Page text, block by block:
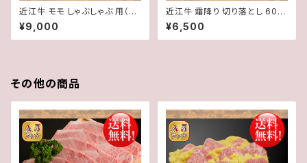
近江牛 モモ しゃぶしゃぶ 用（2
～3人前）500g【 冷蔵 】 A５ 「
認定 」近江牛☆選べるしゃぶし
ゃぶのタレ付き☆★ 送料無料
¥9,000
近江牛 霜降り 切り落とし 600
g【 冷蔵 】 A５ 「 認定 」近江牛
★ 送料無料 ★※一部地域を除
く
¥6,500
その他の商品